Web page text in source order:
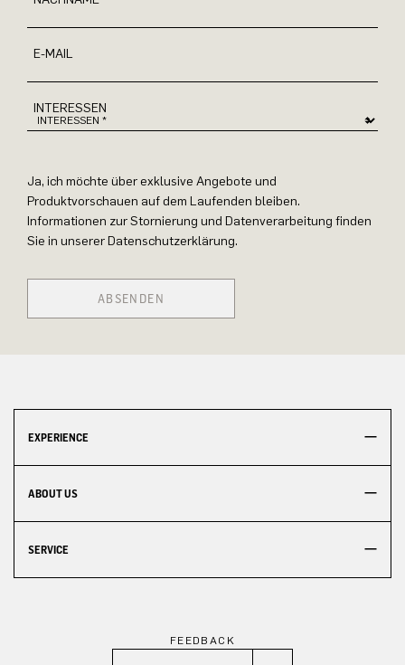
E-MAIL
INTERESSEN
Ja, ich möchte über exklusive Angebote und
Produktvorschauen auf dem Laufenden bleiben.
Informationen zur Stornierung und Datenverarbeitung finden
Sie in unserer Datenschutzerklärung.
ABSENDEN
EXPERIENCE
ABOUT US
SERVICE
FEEDBACK